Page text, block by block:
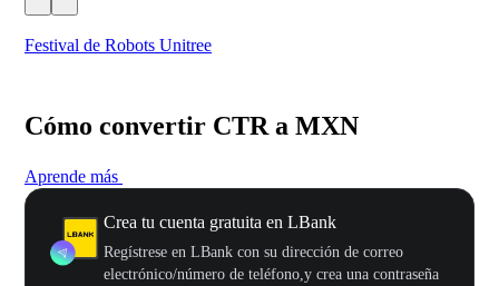
Festival de Robots Unitree
Cómo convertir CTR a MXN
Aprende más
Crea tu cuenta gratuita en LBank
Regístrese en LBank con su dirección de correo
electrónico/número de teléfono,y crea una contraseña